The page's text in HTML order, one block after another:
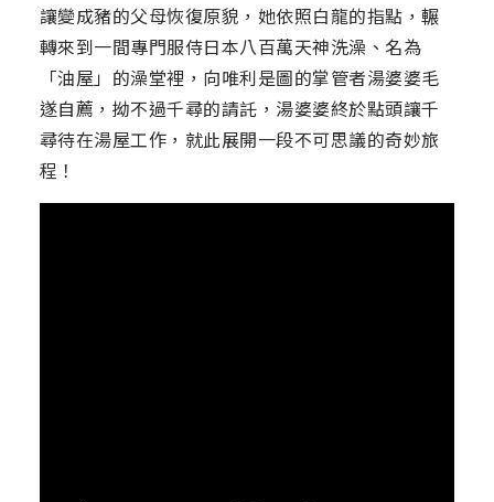
讓變成豬的父母恢復原貌，她依照白龍的指點，輾
轉來到一間專門服侍日本八百萬天神洗澡、名為
「油屋」的澡堂裡，向唯利是圖的掌管者湯婆婆毛
遂自薦，拗不過千尋的請託，湯婆婆終於點頭讓千
尋待在湯屋工作，就此展開一段不可思議的奇妙旅
程！